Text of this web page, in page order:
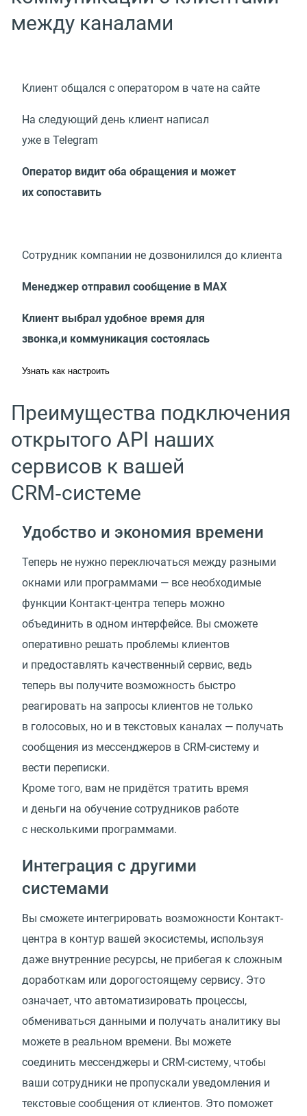
между каналами
Клиент общался с оператором в чате на сайте
На следующий день клиент написал
уже в Telegram
Оператор видит оба обращения и может
их сопоставить
Сотрудник компании не дозвонилился до клиента
Менеджер отправил сообщение в МАХ
Клиент выбрал удобное время для
звонка,и коммуникация состоялась
Узнать как настроить
Преимущества подключения
открытого API наших
сервисов к вашей
CRM‑системе
Удобство и экономия времени
Теперь не нужно переключаться между разными
окнами или программами — все необходимые
функции Контакт-центра теперь можно
объединить в одном интерфейсе. Вы сможете
оперативно решать проблемы клиентов
и предоставлять качественный сервис, ведь
теперь вы получите возможность быстро
реагировать на запросы клиентов не только
в голосовых, но и в текстовых каналах — получать
сообщения из мессенджеров в CRM-систему и
вести переписки.
Кроме того, вам не придётся тратить время
и деньги на обучение сотрудников работе
с несколькими программами.
Интеграция с другими
системами
Вы сможете интегрировать возможности Контакт-
центра в контур вашей экосистемы, используя
даже внутренние ресурсы, не прибегая к сложным
доработкам или дорогостоящему сервису. Это
означает, что автоматизировать процессы,
обмениваться данными и получать аналитику вы
можете в реальном времени. Вы можете
соединить мессенджеры и CRM-систему, чтобы
ваши сотрудники не пропускали уведомления и
текстовые сообщения от клиентов. Это поможет